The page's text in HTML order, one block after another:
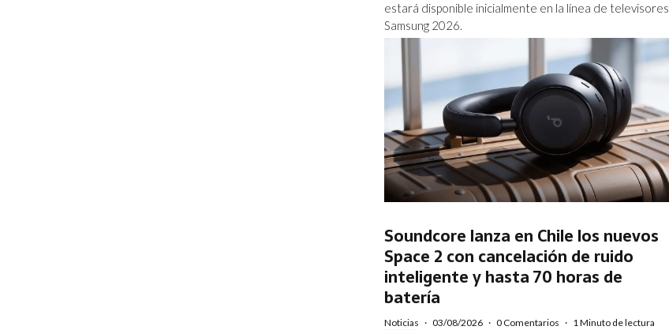
estará disponible inicialmente en la línea de televisores
Samsung 2026.
Soundcore lanza en Chile los nuevos
Space 2 con cancelación de ruido
inteligente y hasta 70 horas de
batería
Noticias · 03/08/2026 · 0 Comentarios · 1 Minuto de lectura